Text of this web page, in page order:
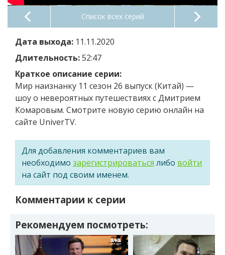
Список всех серий
Дата выхода: 11.11.2020
Длительность:52:47
Краткое описание серии:
Мир наизнанку 11 сезон 26 выпуск (Китай) —
шоу о невероятных путешествиях с Дмитрием
Комаровым. Смотрите новую серию онлайн на
сайте UniverTV.
Для добавления комментариев вам
необходимо зарегистрироваться либо войти
на сайт под своим именем.
Комментарии к серии
Рекомендуем посмотреть: